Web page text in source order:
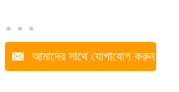
আমাদের সাথে যোগাযোগ করুন